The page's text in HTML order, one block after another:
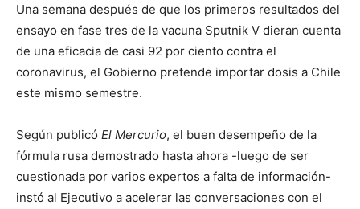
Una semana después de que los primeros resultados del
ensayo en fase tres de la vacuna Sputnik V dieran cuenta
de una eficacia de casi 92 por ciento contra el
coronavirus, el Gobierno pretende importar dosis a Chile
este mismo semestre.
Según publicó El Mercurio, el buen desempeño de la
fórmula rusa demostrado hasta ahora -luego de ser
cuestionada por varios expertos a falta de información-
instó al Ejecutivo a acelerar las conversaciones con el